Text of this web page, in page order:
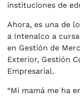
instituciones de
Ahora, es una de
a Intenalco a
en Gestión de
Exterior, Gestión
Empresarial.
“Mi mamá me ha